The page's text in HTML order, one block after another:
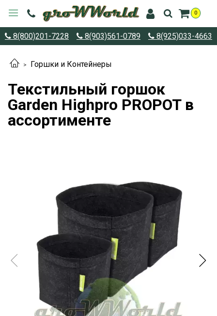
0
8(800)201-7228 8(903)561-0789 8(925)033-4663
Горшки и Контейнеры
Текстильный горшок
Garden Highpro PROPOT в
ассортименте